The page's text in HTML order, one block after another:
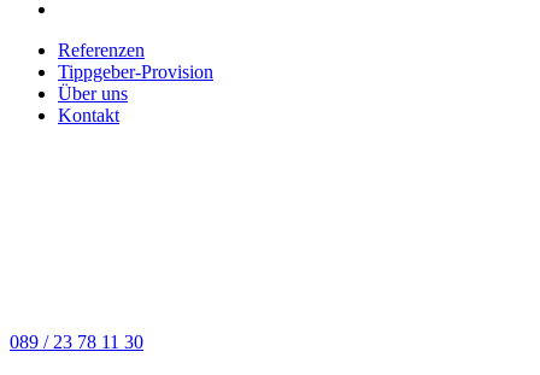
Referenzen
Tippgeber-Provision
Über uns
Kontakt
089 / 23 78 11 30